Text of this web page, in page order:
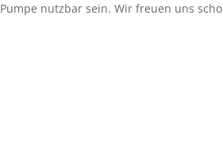
Pumpe nutzbar sein. Wir freuen uns